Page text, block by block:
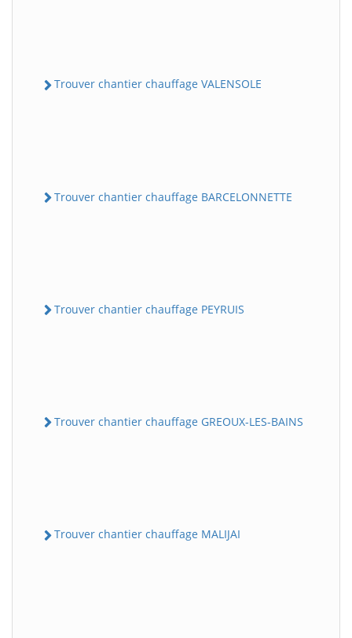
Trouver chantier chauffage VALENSOLE
Trouver chantier chauffage BARCELONNETTE
Trouver chantier chauffage PEYRUIS
Trouver chantier chauffage GREOUX-LES-BAINS
Trouver chantier chauffage MALIJAI